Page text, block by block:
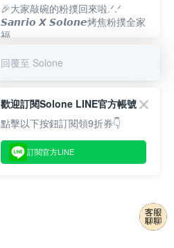
🎉大家敲碗的粉撲回來啦.ᐟ‪‪.ᐟ
𝙎𝙖𝙣𝙧𝙞𝙤 𝙓 𝙎𝙤𝙡𝙤𝙣𝙚烤焦粉撲全家
福
回覆至 Solone
歡迎訂閱Solone LINE官方帳號
點擊以下按鈕訂閱領9折券👇
訂閱官方LINE